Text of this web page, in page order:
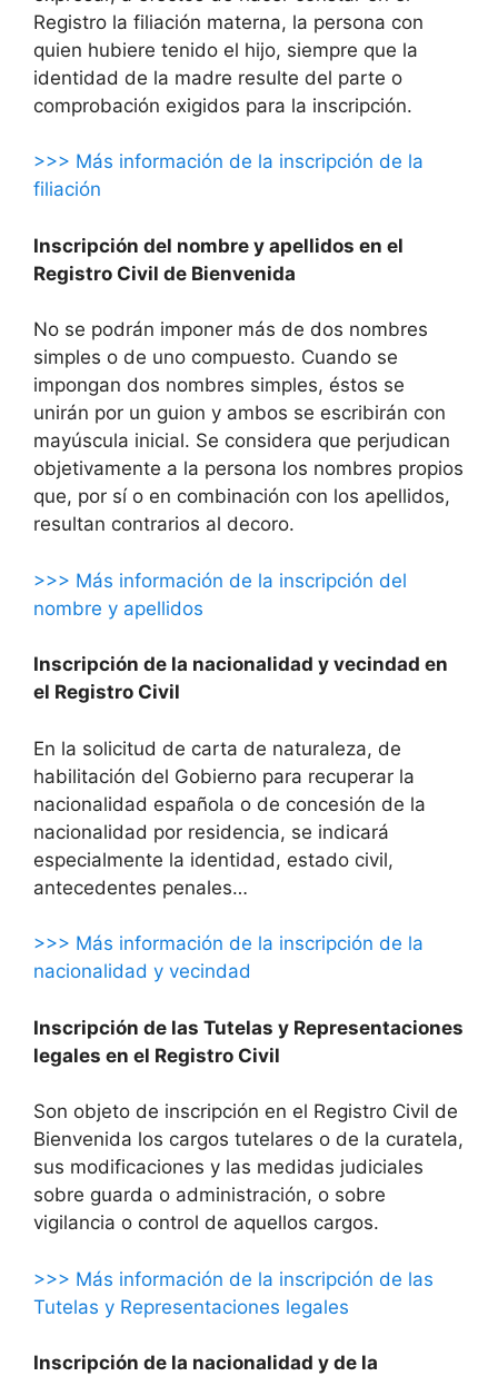
Registro la filiación materna, la persona con
quien hubiere tenido el hijo, siempre que la
identidad de la madre resulte del parte o
comprobación exigidos para la inscripción.
>>> Más información de la inscripción de la
filiación
Inscripción del nombre y apellidos en el
Registro Civil de Bienvenida
No se podrán imponer más de dos nombres
simples o de uno compuesto. Cuando se
impongan dos nombres simples, éstos se
unirán por un guion y ambos se escribirán con
mayúscula inicial. Se considera que perjudican
objetivamente a la persona los nombres propios
que, por sí o en combinación con los apellidos,
resultan contrarios al decoro.
>>> Más información de la inscripción del
nombre y apellidos
Inscripción de la nacionalidad y vecindad en
el Registro Civil
En la solicitud de carta de naturaleza, de
habilitación del Gobierno para recuperar la
nacionalidad española o de concesión de la
nacionalidad por residencia, se indicará
especialmente la identidad, estado civil,
antecedentes penales…
>>> Más información de la inscripción de la
nacionalidad y vecindad
Inscripción de las Tutelas y Representaciones
legales en el Registro Civil
Son objeto de inscripción en el Registro Civil de
Bienvenida los cargos tutelares o de la curatela,
sus modificaciones y las medidas judiciales
sobre guarda o administración, o sobre
vigilancia o control de aquellos cargos.
>>> Más información de la inscripción de las
Tutelas y Representaciones legales
Inscripción de la nacionalidad y de la